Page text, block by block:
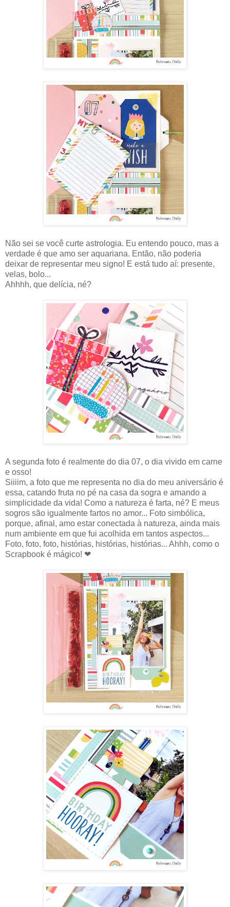
Não sei se você curte astrologia. Eu entendo pouco, mas a
verdade é que amo ser aquariana. Então, não poderia
deixar de representar meu signo! E está tudo aí: presente,
velas, bolo...
Ahhhh, que delícia, né?
A segunda foto é realmente do dia 07, o dia vivido em carne
e osso!
Siiiim, a foto que me representa no dia do meu aniversário é
essa, catando fruta no pé na casa da sogra e amando a
simplicidade da vida! Como a natureza é farta, né? E meus
sogros são igualmente fartos no amor... Foto simbólica,
porque, afinal, amo estar conectada à natureza, ainda mais
num ambiente em que fui acolhida em tantos aspectos...
Foto, foto, foto, histórias, histórias, histórias... Ahhh, como o
Scrapbook é mágico! ❤